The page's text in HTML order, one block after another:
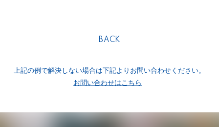
BACK
上記の例で解決しない場合は下記よりお問い合わせください。
お問い合わせはこちら